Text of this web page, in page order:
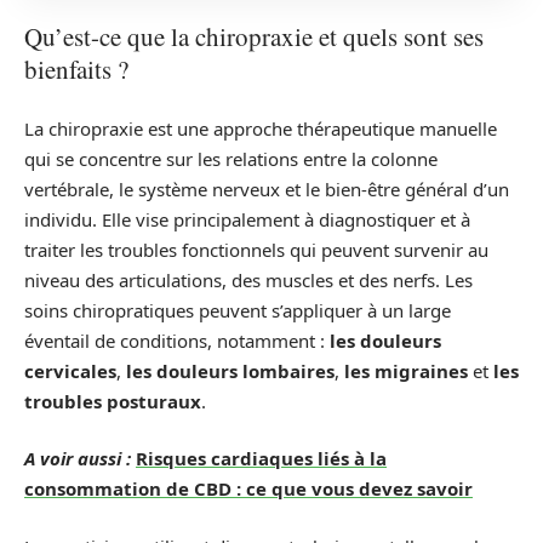
Qu’est-ce que la chiropraxie et quels sont ses
bienfaits ?
La chiropraxie est une approche thérapeutique manuelle
qui se concentre sur les relations entre la colonne
vertébrale, le système nerveux et le bien-être général d’un
individu. Elle vise principalement à diagnostiquer et à
traiter les troubles fonctionnels qui peuvent survenir au
niveau des articulations, des muscles et des nerfs. Les
soins chiropratiques peuvent s’appliquer à un large
éventail de conditions, notamment : les douleurs
cervicales, les douleurs lombaires, les migraines et les
troubles posturaux.
A voir aussi : Risques cardiaques liés à la
consommation de CBD : ce que vous devez savoir